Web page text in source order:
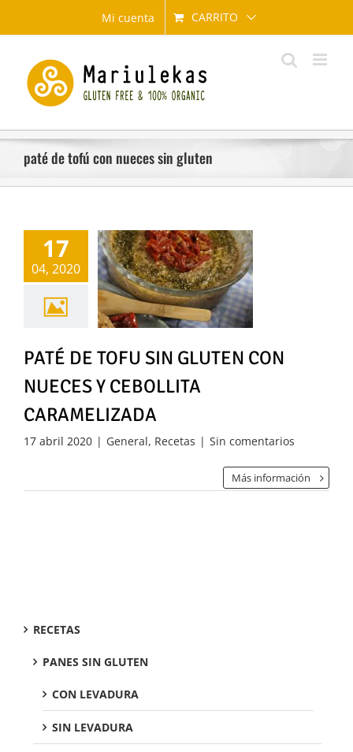
Mi cuenta CARRITO
paté de tofú con nueces sin gluten
17
04, 2020
SIN GLUTEN
Y CEBOLLITA
PATÉ DE TOFU SIN GLUTEN CON
NUECES Y CEBOLLITA
CARAMELIZADA
17 abril 2020 | General, Recetas | Sin comentarios
Más información
RECETAS
PANES SIN GLUTEN
CON LEVADURA
SIN LEVADURA